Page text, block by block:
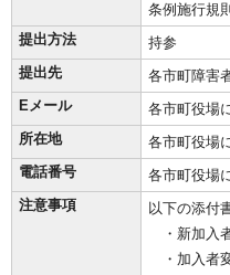
条例施行規
提出方法
持参
提出先
各市町障害
Eメール
各市町役場
所在地
各市町役場
電話番号
各市町役場
注意事項
以下の添付
・新加入
・加入者